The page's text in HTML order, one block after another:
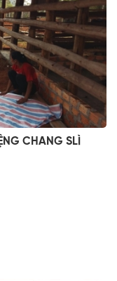
CHANG SLÌ